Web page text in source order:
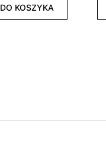
DO KOSZYKA